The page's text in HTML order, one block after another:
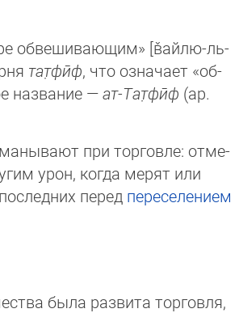
обвеши­ваю­щим» [в̌айлю-ль-
тат̣фӣф, что оз­на­ча­ет «об­
наз­вание —ат-Тат̣фӣф (ар.
при торговле: от­ме­
урон, когда мерят или
перед переселением
бы­ла развита торговля,